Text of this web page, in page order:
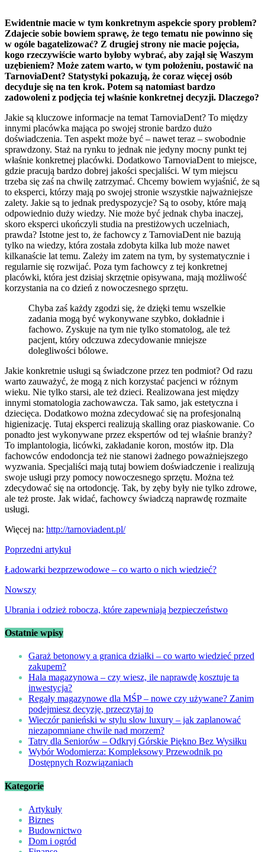
Ewidentnie macie w tym konkretnym aspekcie spory problem?
Zdajecie sobie bowiem sprawę, że tego tematu nie powinno się
w ogóle bagatelizować? Z drugiej strony nie macie pojęcia,
kogo rzeczywiście warto byłoby wybrać, aby zajął się Waszym
uzębieniem? Może zatem warto, w tym położeniu, postawić na
TarnoviaDent? Statystyki pokazują, że coraz więcej osób
decyduje się na ten krok. Potem są natomiast bardzo
zadowoleni z podjęcia tej właśnie konkretnej decyzji. Dlaczego?
Jakie są kluczowe informacje na temat TarnoviaDent? To między
innymi placówka mająca po swojej stronie bardzo dużo
doświadczenia. Ten aspekt może być – nawet teraz – swobodnie
sprawdzony. Staż na rynku to jednak nie jedyny mocny punkt tej
właśnie konkretnej placówki. Dodatkowo TarnoviaDent to miejsce,
gdzie pracują bardzo dobrej jakości specjaliści. W tym miejscu
trzeba się zaś na chwilę zatrzymać. Chcemy bowiem wyjaśnić, że są
to eksperci, którzy mają po swojej stronie wszystkie najważniejsze
zalety. Jakie są to jednak predyspozycje? Są to osoby, które mają
odpowiednio duży wiedzy. Nie może być jednak chyba inaczej,
skoro eksperci ukończyli studia na prestiżowych uczelniach,
prawda? Istotne jest to, że fachowcy z TarnoviaDent nie bazują
tylko na wiedzy, która została zdobyta kilka lub może nawet
kilkanaście lat temu. Zależy im zatem na tym, by systematycznie i
regularnie się rozwijać. Poza tym fachowcy z tej konkretnej
placówki, która jest dzisiaj skrzętnie opisywana, mają możliwość
korzystania na co dzień z nowoczesnego sprzętu.
Chyba zaś każdy zgodzi się, że dzięki temu wszelkie
zadania mogą być wykonywane szybko, dokładnie i
fachowo. Zyskuje na tym nie tylko stomatolog, ale też
pacjent, który odczuwa zdecydowanie mniejsze
dolegliwości bólowe.
Jakie konkretnie usługi są świadczone przez ten podmiot? Od razu
warto zauważyć, że mogą z nich korzystać pacjenci w różnym
wieku. Nie tylko starsi, ale też dzieci. Realizowana jest między
innymi stomatologia zachowawcza. Tak samo, jak estetyczna i
dziecięca. Dodatkowo można zdecydować się na profesjonalną
higienizację. Tutaj eksperci realizują skalling oraz piaskowanie. Co
ponadto jest wykonywane przez ekspertów od tej właśnie branży?
To implantologia, licówki, zakładanie koron, mostów itp. Dla
fachowców endodoncja też nie stanowi żadnego poważniejszego
wyzwania. Specjaliści mają tutaj bowiem doświadczenie i realizują
swoje usługi przy pomocy nowoczesnego sprzętu. Można też
zdecydować się na ortodoncję. Tak, by zęby były nie tylko zdrowe,
ale też proste. Jak widać, fachowcy świadczą naprawdę rozmaite
usługi.
Więcej na: http://tarnoviadent.pl/
Nawigacja
wpisu
Poprzedni artykuł
Ładowarki bezprzewodowe – co warto o nich wiedzieć?
Nowszy
Ubrania i odzież robocza, które zapewniają bezpieczeństwo
Ostatnie wpisy
Garaż betonowy a granica działki – co warto wiedzieć przed
zakupem?
Hala magazynowa – czy wiesz, ile naprawdę kosztuje ta
inwestycja?
Regały magazynowe dla MŚP – nowe czy używane? Zanim
podejmiesz decyzję, przeczytaj to
Wieczór panieński w stylu slow luxury – jak zaplanować
niezapomniane chwile nad morzem?
Tatry dla Seniorów – Odkryj Górskie Piękno Bez Wysiłku
Wybór Wodomierza: Kompleksowy Przewodnik po
Dostępnych Rozwiązaniach
Kategorie
Artykuły
Biznes
Budownictwo
Dom i ogród